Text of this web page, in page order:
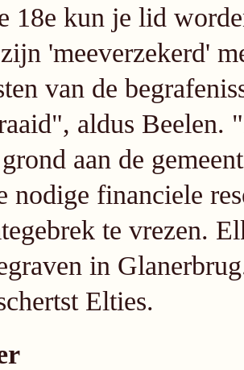
18e kun je lid
'meeverzekerd'
van de
aldus Beelen.
aan de
nodige financiele
te vrezen.
in
Elties.